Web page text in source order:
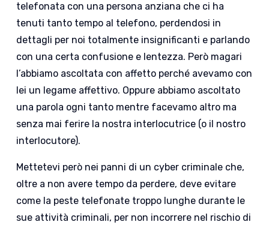
telefonata con una persona anziana che ci ha
tenuti tanto tempo al telefono, perdendosi in
dettagli per noi totalmente insignificanti e parlando
con una certa confusione e lentezza. Però magari
l’abbiamo ascoltata con affetto perché avevamo con
lei un legame affettivo. Oppure abbiamo ascoltato
una parola ogni tanto mentre facevamo altro ma
senza mai ferire la nostra interlocutrice (o il nostro
interlocutore).
Mettetevi però nei panni di un cyber criminale che,
oltre a non avere tempo da perdere, deve evitare
come la peste telefonate troppo lunghe durante le
sue attività criminali, per non incorrere nel rischio di